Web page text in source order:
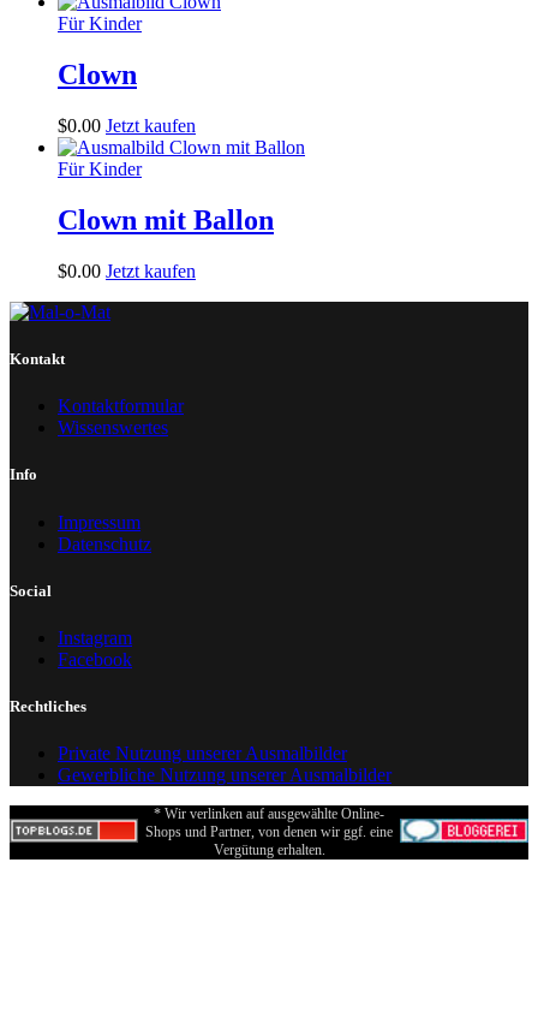
Für Kinder
Clown
$0.00 Jetzt kaufen
Für Kinder
Clown mit Ballon
$0.00 Jetzt kaufen
Kontakt
Kontaktformular
Wissenswertes
Info
Impressum
Datenschutz
Social
Instagram
Facebook
Rechtliches
Private Nutzung unserer Ausmalbilder
Gewerbliche Nutzung unserer Ausmalbilder
* Wir verlinken auf ausgewählte Online-
Shops und Partner, von denen wir ggf. eine
Vergütung erhalten.